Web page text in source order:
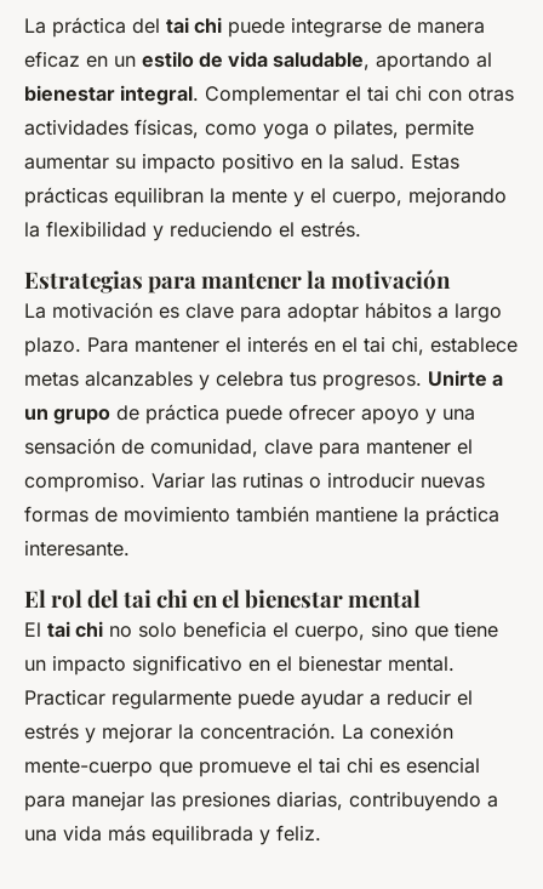
La práctica del tai chi puede integrarse de manera
eficaz en un estilo de vida saludable, aportando al
bienestar integral. Complementar el tai chi con otras
actividades físicas, como yoga o pilates, permite
aumentar su impacto positivo en la salud. Estas
prácticas equilibran la mente y el cuerpo, mejorando
la flexibilidad y reduciendo el estrés.
Estrategias para mantener la motivación
La motivación es clave para adoptar hábitos a largo
plazo. Para mantener el interés en el tai chi, establece
metas alcanzables y celebra tus progresos. Unirte a
un grupo de práctica puede ofrecer apoyo y una
sensación de comunidad, clave para mantener el
compromiso. Variar las rutinas o introducir nuevas
formas de movimiento también mantiene la práctica
interesante.
El rol del tai chi en el bienestar mental
El tai chi no solo beneficia el cuerpo, sino que tiene
un impacto significativo en el bienestar mental.
Practicar regularmente puede ayudar a reducir el
estrés y mejorar la concentración. La conexión
mente-cuerpo que promueve el tai chi es esencial
para manejar las presiones diarias, contribuyendo a
una vida más equilibrada y feliz.